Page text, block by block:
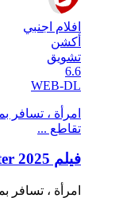
افلام اجنبي
أكشن
تشويق
6.6
WEB-DL
امرأة ، تسافر
تقاطع ...
فيلم Dead of Winter 2025 مترجم HD
امرأة ، تسافر